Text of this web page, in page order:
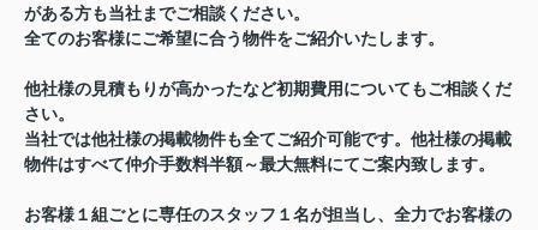
がある方も当社までご相談ください。
全てのお客様にご希望に合う物件をご紹介いたします。
他社様の見積もりが高かったなど初期費用についてもご相談くだ
さい。
当社では他社様の掲載物件も全てご紹介可能です。他社様の掲載
物件はすべて仲介手数料半額～最大無料にてご案内致します。
お客様１組ごとに専任のスタッフ１名が担当し、全力でお客様の